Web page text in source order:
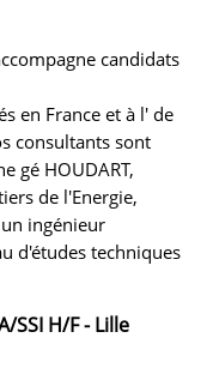
candidats
en France et à l' de
consultants sont
gé HOUDART,
de l'Energie,
ingénieur
d'études techniques
SSI H/F - Lille